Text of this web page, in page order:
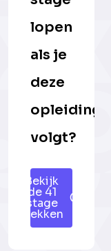
lopen
als je
deze
opleiding
volgt?
Bekijk
de 41
stage
plekken